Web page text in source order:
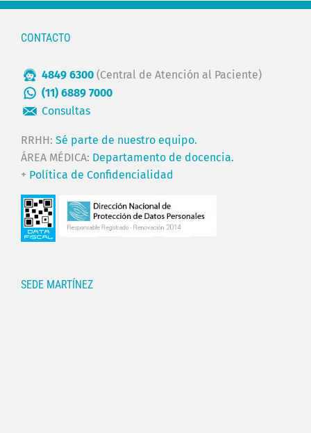
CONTACTO
4849 6300 (Central de Atención al Paciente)
(11) 6889 7000
Consultas
RRHH: Sé parte de nuestro equipo.
ÁREA MÉDICA: Departamento de docencia.
+ Política de Confidencialidad
SEDE MARTÍNEZ